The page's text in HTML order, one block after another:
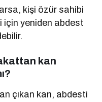
kişi özür sahibi
için yeniden abdest
kan
çıkan kan, abdesti